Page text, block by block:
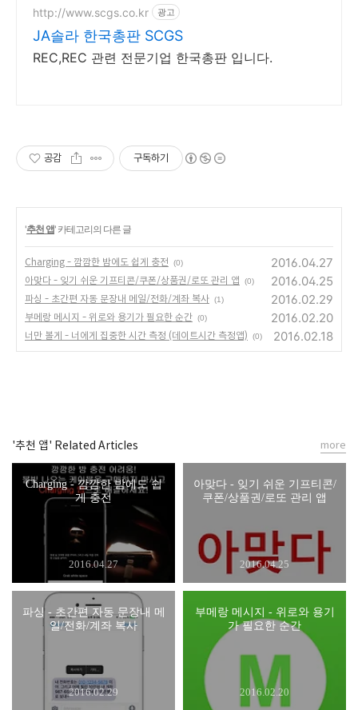
http://www.scgs.co.kr 광고
JA솔라 한국총판 SCGS
REC,REC 관련 전문기업 한국총판 입니다.
공감 구독하기
'추천 앱' 카테고리의 다른 글
Charging - 깜깜한 밤에도 쉽게 충전 (0) 2016.04.27
아맞다 - 잊기 쉬운 기프티콘/쿠폰/상품권/로또 관리 앱 (0) 2016.04.25
파싱 - 초간편 자동 문장내 메일/전화/계좌 복사 (1) 2016.02.29
부메랑 메시지 - 위로와 용기가 필요한 순간 (0) 2016.02.20
너만 볼게 - 너에게 집중한 시간 측정 (데이트시간 측정앱) (0) 2016.02.18
'추천 앱' Related Articles
Charging - 깜깜한 밤에도 쉽
게 충전
2016.04.27
아맞다 - 잊기 쉬운 기프티콘/
쿠폰/상품권/로또 관리 앱
2016.04.25
파싱 - 초간편 자동 문장내 메
일/전화/계좌 복사
2016.02.29
부메랑 메시지 - 위로와 용기
가 필요한 순간
2016.02.20
more